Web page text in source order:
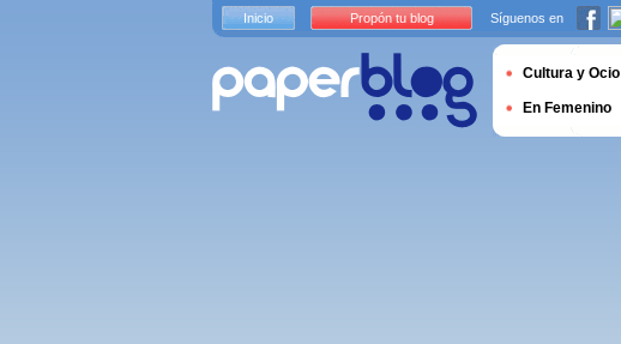
Inicio Propón tu blog Síguenos en
Cultura y Ocio
En Femenino